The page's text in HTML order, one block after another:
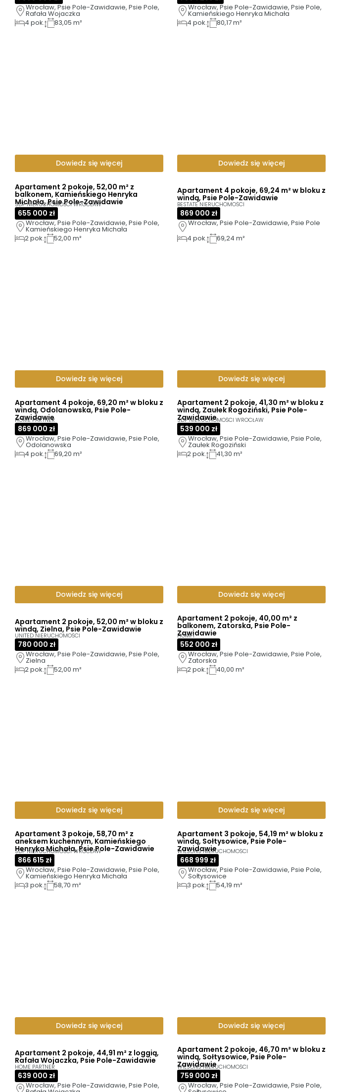
Wrocław, Psie Pole-Zawidawie, Psie Pole,
Rafała Wojaczka
4 pok. 83,05 m²
Dowiedz się więcej
Wrocław, Psie Pole-Zawidawie, Psie Pole,
Kamieńskiego Henryka Michała
4 pok. 80,17 m²
Dowiedz się więcej
Apartament 2 pokoje, 52,00 m² z
balkonem, Kamieńskiego Henryka
Michała, Psie Pole-Zawidawie
SDP NIERUCHOMOŚCI WROCŁAW
655 000 zł
Wrocław, Psie Pole-Zawidawie, Psie Pole,
Kamieńskiego Henryka Michała
2pok. 52,00 m²
Dowiedz się więcej
Apartament 4 pokoje, 69,24 m² w bloku z
windą, Psie Pole-Zawidawie
BESTATE NIERUCHOMOŚCI
869 000 zł
Wrocław, Psie Pole-Zawidawie, Psie Pole
4 pok. 69,24 m²
Dowiedz się więcej
Apartament 4 pokoje, 69,20 m² w bloku z
windą, Odolanowska, Psie Pole-
Zawidawie
HOME PARTNER
869 000 zł
Wrocław, Psie Pole-Zawidawie, Psie Pole,
Odolanowska
4 pok. 69,20 m²
Dowiedz się więcej
Apartament 2 pokoje, 41,30 m² w bloku z
windą, Zaułek Rogoziński, Psie Pole-
Zawidawie
SDP NIERUCHOMOŚCI WROCŁAW
539 000 zł
Wrocław, Psie Pole-Zawidawie, Psie Pole,
Zaułek Rogoziński
2pok. 41,30 m²
Dowiedz się więcej
Apartament 2 pokoje, 52,00 m² w bloku z
windą, Zielna, Psie Pole-Zawidawie
UNITED NIERUCHOMOŚCI
780 000 zł
Wrocław, Psie Pole-Zawidawie, Psie Pole,
Zielna
2pok. 52,00 m²
Dowiedz się więcej
Apartament 2 pokoje, 40,00 m² z
balkonem, Zatorska, Psie Pole-
Zawidawie
HOMFI
552 000 zł
Wrocław, Psie Pole-Zawidawie, Psie Pole,
Zatorska
2pok. 40,00 m²
Dowiedz się więcej
Apartament 3 pokoje, 58,70 m² z
aneksem kuchennym, Kamieńskiego
Henryka Michała, Psie Pole-Zawidawie
SDP NIERUCHOMOŚCI WROCŁAW
866 615 zł
Wrocław, Psie Pole-Zawidawie, Psie Pole,
Kamieńskiego Henryka Michała
3 pok. 58,70 m²
Dowiedz się więcej
Apartament 3 pokoje, 54,19 m² w bloku z
windą, Sołtysowice, Psie Pole-
Zawidawie
WILSONS NIERUCHOMOŚCI
668 999 zł
Wrocław, Psie Pole-Zawidawie, Psie Pole,
Sołtysowice
3 pok. 54,19 m²
Dowiedz się więcej
Apartament 2 pokoje, 44,91 m² z loggią,
Rafała Wojaczka, Psie Pole-Zawidawie
HOME PARTNER
639 000 zł
Wrocław, Psie Pole-Zawidawie, Psie Pole,
Apartament 2 pokoje, 46,70 m² w bloku z
windą, Sołtysowice, Psie Pole-
Zawidawie
WILSONS NIERUCHOMOŚCI
759 000 zł
Wrocław, Psie Pole-Zawidawie, Psie Pole,